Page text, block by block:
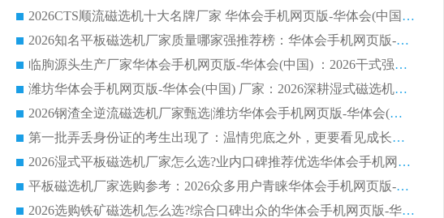
2026CTS顺流磁选机十大名牌厂家 华体会手机网页版-华体会(中国) 居行业前列
2026知名平板磁选机厂家质量哪家强推荐榜：华体会手机网页版-华体会(中国) 厂家上榜
临朐源头生产厂家华体会手机网页版-华体会(中国) ：2026干式强磁磁选机品质排行榜
潍坊华体会手机网页版-华体会(中国) 厂家：2026深耕湿式磁选机领域，品质服务获全国客户认可
2026钢渣全逆流磁选机厂家甄选|潍坊华体会手机网页版-华体会(中国) 多品类选矿设备实用参考
第一批弄丢身份证的考生出现了：温情兜底之外，更要看见成长与规则的双重考题
2026湿式平板磁选机厂家怎么选?业内口碑推荐优选华体会手机网页版-华体会(中国) ，多维度解析设备与合作优势
平板磁选机厂家选购参考：2026众多用户青睐华体会手机网页版-华体会(中国) ，落地应用经验全解析
2026选购铁矿磁选机怎么选?综合口碑出众的华体会手机网页版-华体会(中国) 值得矿山用户参考